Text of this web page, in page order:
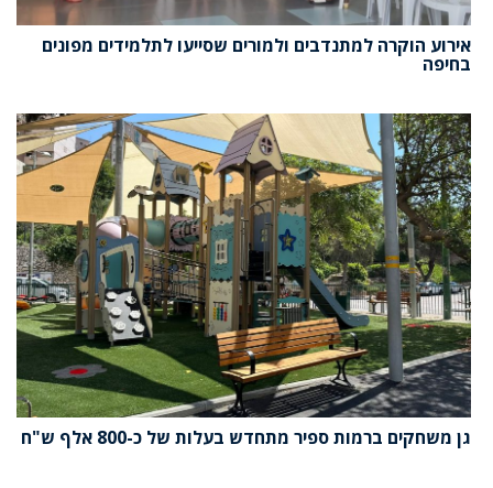
אירוע הוקרה למתנדבים ולמורים שסייעו לתלמידים מפונים
בחיפה
גן משחקים ברמות ספיר מתחדש בעלות של כ-800 אלף ש"ח